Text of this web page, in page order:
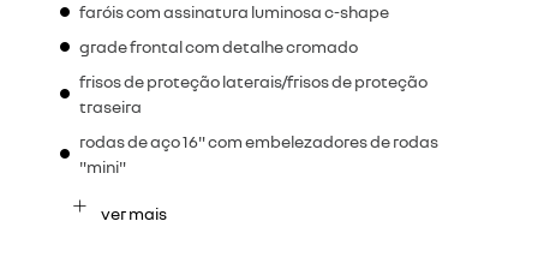
faróis com assinatura luminosa c-shape
grade frontal com detalhe cromado
frisos de proteção laterais/frisos de proteção
traseira
rodas de aço 16" com embelezadores de rodas
"mini"
ver mais